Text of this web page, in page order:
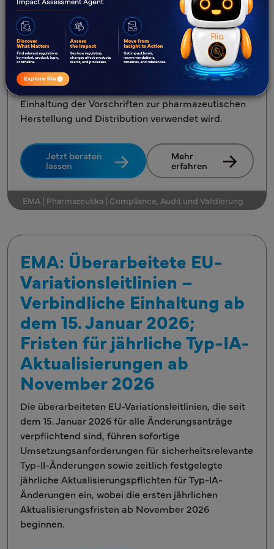
Die EMA hat im Juni 2026 eine vollständig
überarbeitete Zusammenstellung der
Unionsverfahren für GMP/GDP-Inspektionen
veröffentlicht, die den maßgeblichen
Referenzrahmen aktualisiert, der von allen
EU/EWR-Inspektoren und der Industrie für die
Einhaltung der Vorschriften zur pharmazeutischen
Herstellung und Distribution verwendet wird.
Jetzt beraten
lassen
Mehr
erfahren
EMA | Pharmazeutika | Compliance, Audit und Validierung
EMA: Überarbeitete EU-
Variationsleitlinien –
Verbindliche Einhaltung ab
dem 15. Januar 2026;
Fristen für jährliche Typ-IA-
Aktualisierungen ab
November 2026
Die überarbeiteten EU-Variationsleitlinien, die seit
dem 15. Januar 2026 für alle Änderungsanträge
verpflichtend sind, führen sofortige
Umsetzungsanforderungen für sicherheitsrelevante
Typ-II-Änderungen sowie zeitlich festgelegte
jährliche Aktualisierungspflichten für Typ-IA-
Änderungen ein, wobei die ersten jährlichen
Aktualisierungsfristen ab November 2026
beginnen.